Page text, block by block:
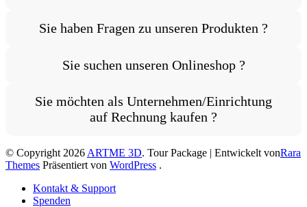
Sie haben Fragen zu unseren Produkten ?
Sie suchen unseren Onlineshop ?
Sie möchten als Unternehmen/Einrichtung
auf Rechnung kaufen ?
© Copyright 2026 ARTME 3D. Tour Package | Entwickelt vonRara
Themes Präsentiert von WordPress .
Kontakt & Support
Spenden